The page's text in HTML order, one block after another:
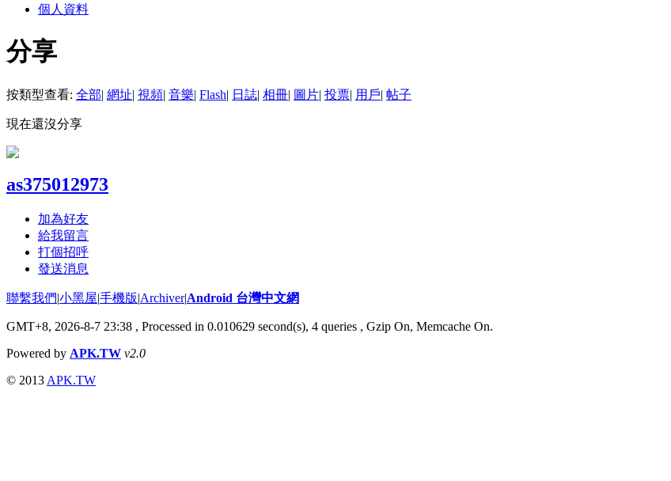
個人資料
分享
按類型查看: 全部| 網址| 視頻| 音樂| Flash| 日誌| 相冊| 圖片| 投票| 用戶| 帖子
現在還沒分享
as375012973
加為好友
給我留言
打個招呼
發送消息
聯繫我們|小黑屋|手機版|Archiver|Android 台灣中文網
GMT+8, 2026-8-7 23:38 , Processed in 0.010629 second(s), 4 queries , Gzip On, Memcache On.
Powered by APK.TW v2.0
© 2013 APK.TW